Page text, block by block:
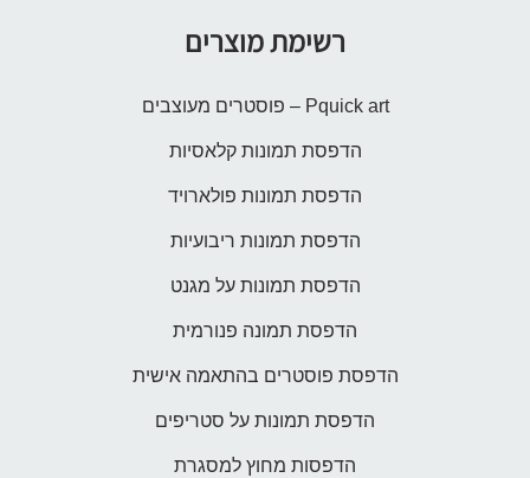
רשימת מוצרים
Pquick art – פוסטרים מעוצבים
הדפסת תמונות קלאסיות
הדפסת תמונות פולארויד
הדפסת תמונות ריבועיות
הדפסת תמונות על מגנט
הדפסת תמונה פנורמית
הדפסת פוסטרים בהתאמה אישית
הדפסת תמונות על סטריפים
הדפסות מחוץ למסגרת